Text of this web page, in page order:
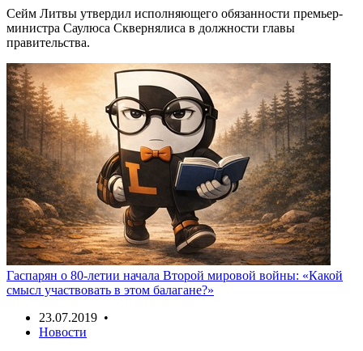
Сейм Литвы утвердил исполняющего обязанности премьер-
министра Саулюса Сквернялиса в должности главы
правительства.
Гаспарян о 80-летии начала Второй мировой войны: «Какой
смысл участвовать в этом балагане?»
23.07.2019 •
Новости